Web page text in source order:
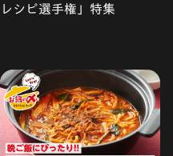
レシピ選手権」特集